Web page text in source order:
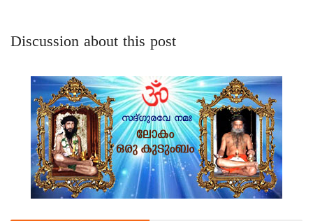
Discussion about this post